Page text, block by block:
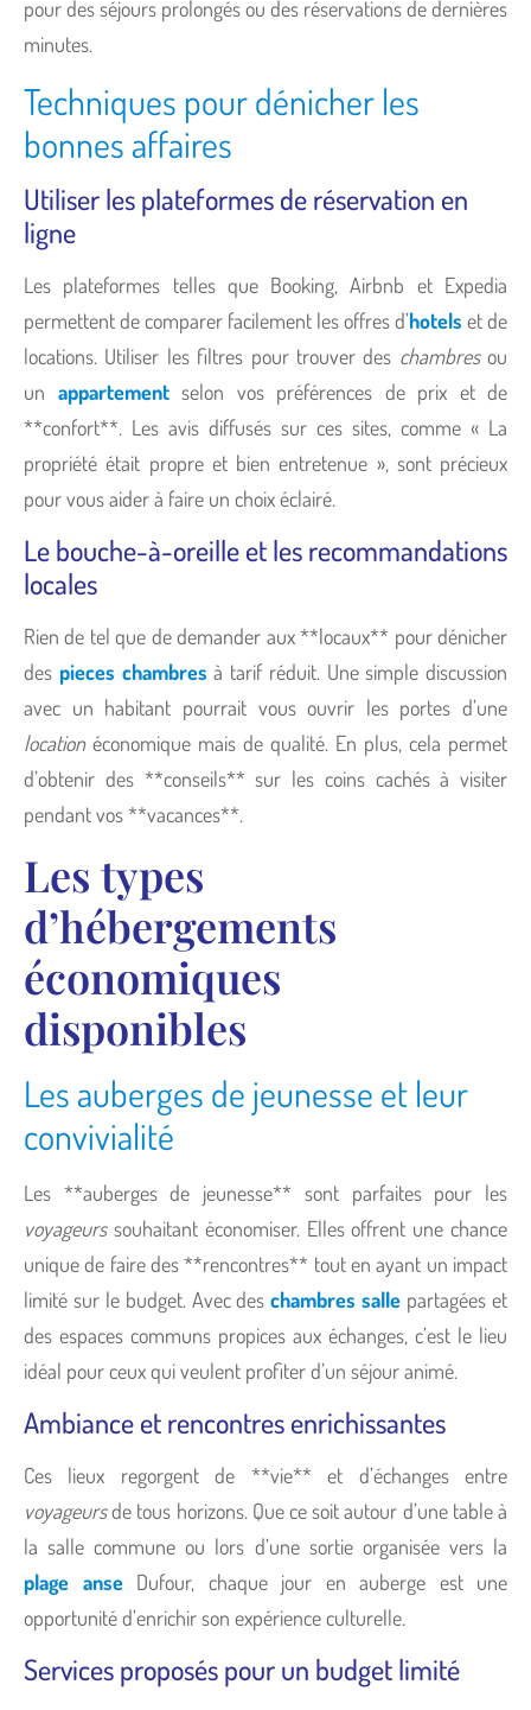
pour des séjours prolongés ou des réservations de dernières
minutes.
Techniques pour dénicher les
bonnes affaires
Utiliser les plateformes de réservation en
ligne
Les plateformes telles que Booking, Airbnb et Expedia
permettent de comparer facilement les offres d’hotels et de
locations. Utiliser les filtres pour trouver des chambresou
un appartementselon vos préférences de prix et de
**confort**. Les avis diffusés sur ces sites, comme « La
propriété était propre et bien entretenue », sont précieux
pour vous aider à faire un choix éclairé.
Le bouche-à-oreille et les recommandations
locales
Rien de tel que de demander aux **locaux** pour dénicher
des pieces chambres à tarif réduit. Une simple discussion
avec un habitant pourrait vous ouvrir les portes d’une
locationéconomique mais de qualité. En plus, cela permet
d’obtenir des **conseils** sur les coins cachés à visiter
pendant vos **vacances**.
Les types
d’hébergements
économiques
disponibles
Les auberges de jeunesse et leur
convivialité
Les **auberges de jeunesse** sont parfaites pour les
voyageurssouhaitant économiser. Elles offrent une chance
unique de faire des **rencontres** tout en ayant un impact
limité sur le budget. Avec deschambres salle partagées et
des espaces communs propices aux échanges, c’est le lieu
idéal pour ceux qui veulent profiter d’un séjour animé.
Ambiance et rencontres enrichissantes
Ces lieux regorgent de **vie** et d’échanges entre
voyageursde tous horizons. Que ce soit autour d’une table à
la salle commune ou lors d’une sortie organisée vers la
plage anseDufour, chaque jour en auberge est une
opportunité d’enrichir son expérience culturelle.
Services proposés pour un budget limité